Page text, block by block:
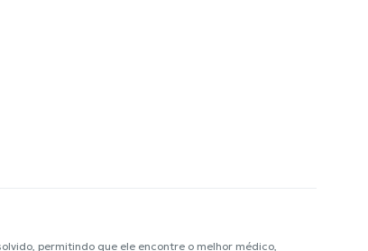
permitindo que ele encontre o melhor médico,